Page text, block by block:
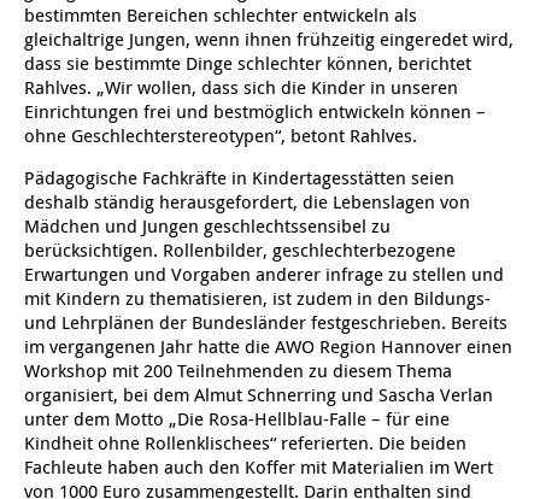
“Mäuseburg” / Familienzentrum
Kindertagesstätte König-Ludwig-Straße
Kindertagesstätte Langes Feld “Deisterspatzen”
Kindertagesstätte Moorlilienweg /
Familienzentrum
Kindertagesstätte Petermannstraße /
Familienzentrum
Kindertagesstätte Pfarrlandplatz
Kindertagesstätte Rosenbergstraße
Krippe Schleswiger Straße
Kindertagesstätte Ibykusweg / Familienzentrum
Kindertagesstätte Johannes-Lau-Hof
Kindertagesstätte Kapellenbrink /
Familienzentrum
Kindertagesstätte Klaus-Müller-Kilian-Weg /
“Mäuseburg” / Familienzentrum
Kindertagesstätte König-Ludwig-Straße
Kindertagesstätte Langes Feld “Deisterspatzen”
Kindertagesstätte Levester Straße
Kindertagesstätte Moorlilienweg /
bestimmten Bereichen schlechter entwickeln als
gleichaltrige Jungen, wenn ihnen frühzeitig eingeredet wird,
dass sie bestimmte Dinge schlechter können, berichtet
Rahlves. „Wir wollen, dass sich die Kinder in unseren
Einrichtungen frei und bestmöglich entwickeln können –
ohne Geschlechterstereotypen“, betont Rahlves.
Pädagogische Fachkräfte in Kindertagesstätten seien
deshalb ständig herausgefordert, die Lebenslagen von
Mädchen und Jungen geschlechtssensibel zu
berücksichtigen. Rollenbilder, geschlechterbezogene
Erwartungen und Vorgaben anderer infrage zu stellen und
mit Kindern zu thematisieren, ist zudem in den Bildungs-
und Lehrplänen der Bundesländer festgeschrieben. Bereits
im vergangenen Jahr hatte die AWO Region Hannover einen
Workshop mit 200 Teilnehmenden zu diesem Thema
organisiert, bei dem Almut Schnerring und Sascha Verlan
unter dem Motto „Die Rosa-Hellblau-Falle – für eine
Kindheit ohne Rollenklischees“ referierten. Die beiden
Fachleute haben auch den Koffer mit Materialien im Wert
von 1000 Euro zusammengestellt. Darin enthalten sind